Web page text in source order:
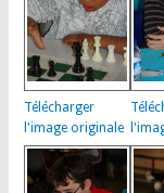
Télécharger
l'image originale